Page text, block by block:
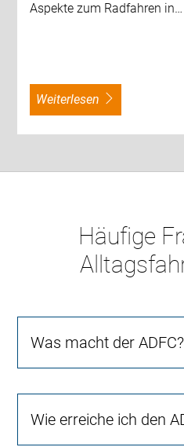
Aspekte zum Radfahren in…
weiterlesen
Häufige
Was macht der ADFC?
Wie erreiche ich den